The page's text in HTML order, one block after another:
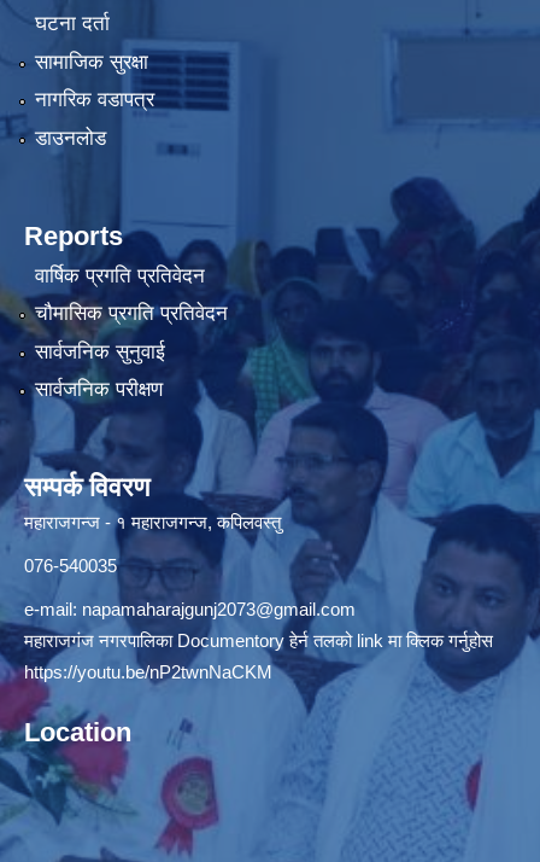
घटना दर्ता
सामाजिक सुरक्षा
नागरिक वडापत्र
डाउनलोड
Reports
वार्षिक प्रगति प्रतिवेदन
चौमासिक प्रगति प्रतिवेदन
सार्वजनिक सुनुवाई
सार्वजनिक परीक्षण
सम्पर्क विवरण
महाराजगन्ज - १ महाराजगन्ज, कपिलवस्तु
076-540035
e-mail: napamaharajgunj2073@gmail.com
महाराजगंज नगरपालिका Documentory हेर्न तलको link मा क्लिक गर्नुहोस
https://youtu.be/nP2twnNaCKM
Location